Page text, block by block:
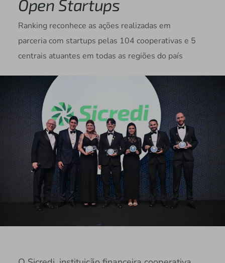
Open Startups
Ranking reconhece as ações realizadas em
parceria com startups pelas 104 cooperativas e 5
centrais atuantes em todas as regiões do país